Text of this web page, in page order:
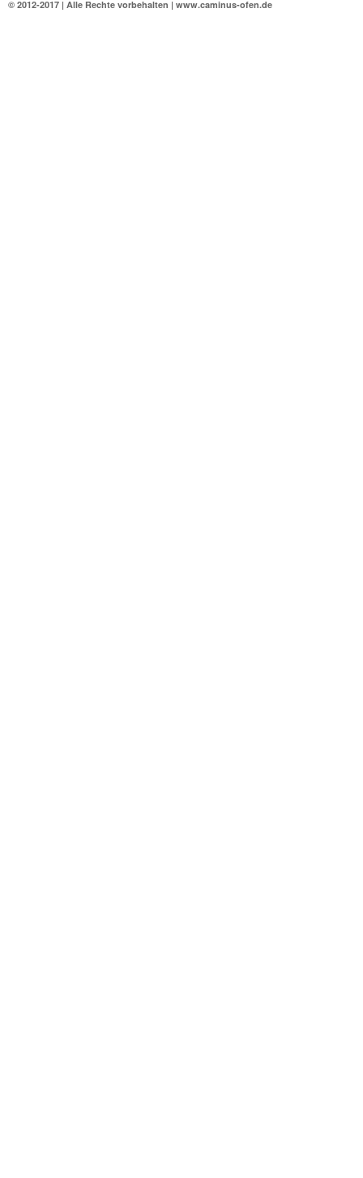
© 2012-2017 | Alle Rechte vorbehalten | www.caminus-ofen.de